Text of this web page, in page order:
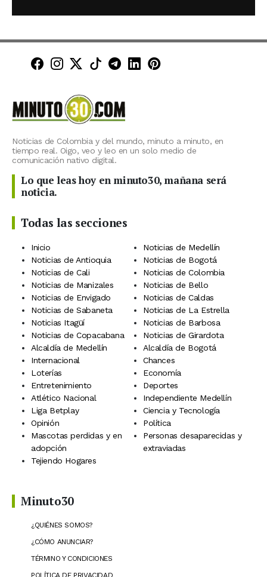
Minuto30 en Facebook
Minuto30 en Instagram
Minuto30 en X (Twitter)
Minuto30 en TikTok
Canal de Minuto30 en
Minuto30 en LinkedIn
Minuto30 en
Noticias de Colombia y del mundo, minuto a minuto, en
tiempo real. Oigo, veo y leo en un solo medio de
comunicación nativo digital.
Lo que leas hoy en minuto30, mañana será
noticia.
Todas las secciones
Inicio
Noticias de Medellín
Noticias de Antioquia
Noticias de Bogotá
Noticias de Cali
Noticias de Colombia
Noticias de Manizales
Noticias de Bello
Noticias de Envigado
Noticias de Caldas
Noticias de Sabaneta
Noticias de La Estrella
Noticias Itagüí
Noticias de Barbosa
Noticias de Copacabana
Noticias de Girardota
Alcaldía de Medellín
Alcaldía de Bogotá
Internacional
Chances
Loterías
Economía
Entretenimiento
Deportes
Atlético Nacional
Independiente Medellín
Liga Betplay
Ciencia y Tecnología
Opinión
Política
Mascotas perdidas y en
adopción
Personas desaparecidas y
extraviadas
Tejiendo Hogares
Minuto30
¿QUIÉNES SOMOS?
¿CÓMO ANUNCIAR?
TÉRMINO Y CONDICIONES
POLÍTICA DE PRIVACIDAD